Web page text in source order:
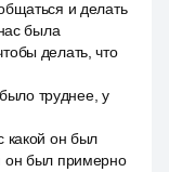
и делать
была
делать, что
труднее, у
какой он был
он был примерно